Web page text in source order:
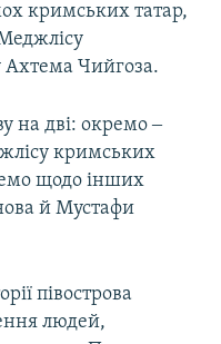
кримських татар,
Ахтема Чийгоза.
на дві: окремо ‒
кримських
щодо інших
й Мустафи
півострова
людей,